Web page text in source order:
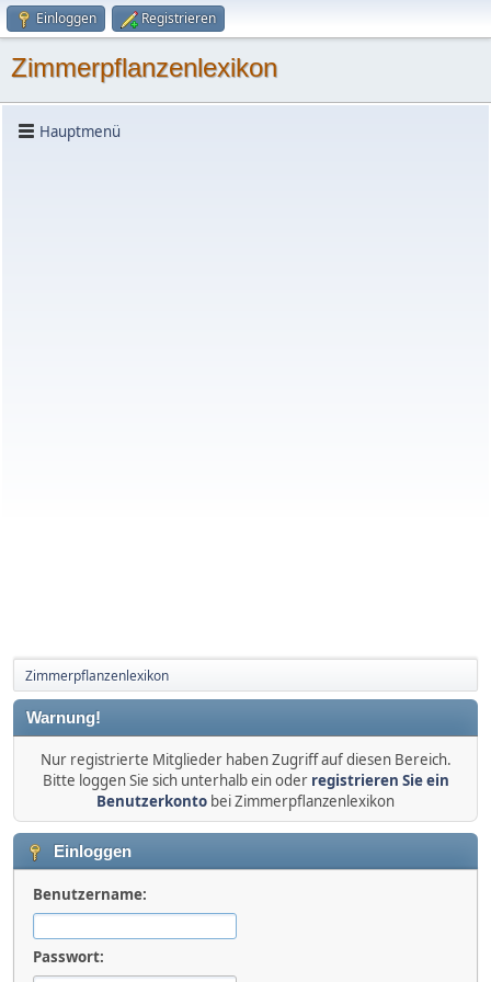
Einloggen Registrieren
Zimmerpflanzenlexikon
Hauptmenü
Zimmerpflanzenlexikon
Warnung!
Nur registrierte Mitglieder haben Zugriff auf diesen Bereich.
Bitte loggen Sie sich unterhalb ein oder registrieren Sie ein
Benutzerkonto bei Zimmerpflanzenlexikon
Einloggen
Benutzername:
Passwort: